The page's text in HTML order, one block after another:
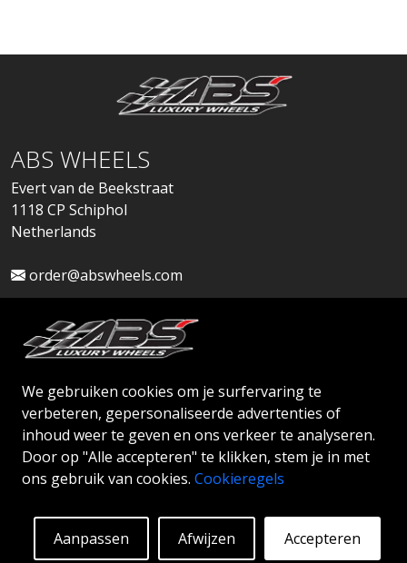
We gebruiken cookies om je surfervaring te
verbeteren, gepersonaliseerde advertenties of
inhoud weer te geven en ons verkeer te analyseren.
Door op "Alle accepteren" te klikken, stem je in met
ons gebruik van cookies. Cookieregels
Accepteren
Afwijzen
Aanpassen
ABS WHEELS
Evert van de Beekstraat
1118 CP Schiphol
Netherlands
order@abswheels.com
Dealeraccount aanvragen